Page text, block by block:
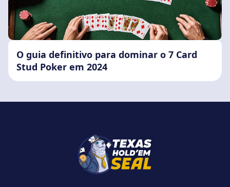
O guia definitivo para dominar o 7 Card
Stud Poker em 2024